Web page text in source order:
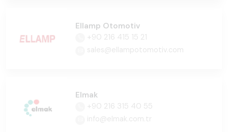
Ellamp Otomotiv
+90 216 415 15 21
sales@ellampotomotiv.com
Elmak
+90 216 315 40 55
info@elmak.com.tr